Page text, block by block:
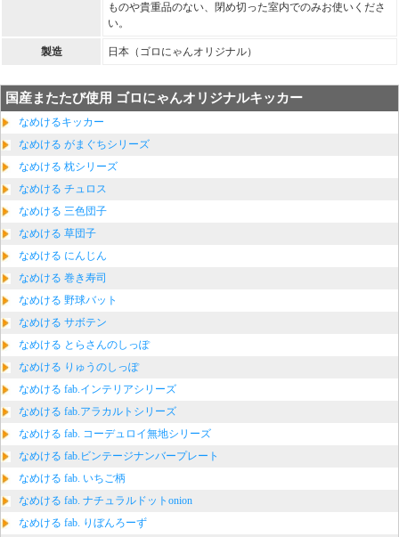
ものや貴重品のない、閉め切った室内でのみお使いくださ
い。
製造 日本（ゴロにゃんオリジナル）
国産またたび使用 ゴロにゃんオリジナルキッカー
なめけるキッカー
なめける がまぐちシリーズ
なめける 枕シリーズ
なめける チュロス
なめける 三色団子
なめける 草団子
なめける にんじん
なめける 巻き寿司
なめける 野球バット
なめける サボテン
なめける とらさんのしっぽ
なめける りゅうのしっぽ
なめける fab.インテリアシリーズ
なめける fab.アラカルトシリーズ
なめける fab. コーデュロイ無地シリーズ
なめける fab.ビンテージナンバープレート
なめける fab. いちご柄
なめける fab. ナチュラルドットonion
なめける fab. りぼんろーず